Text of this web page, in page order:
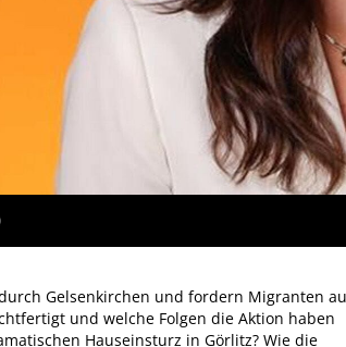
Gelsenkirchen und fordern Migranten
und welche Folgen die Aktion haben
Hauseinsturz in Görlitz? Wie die